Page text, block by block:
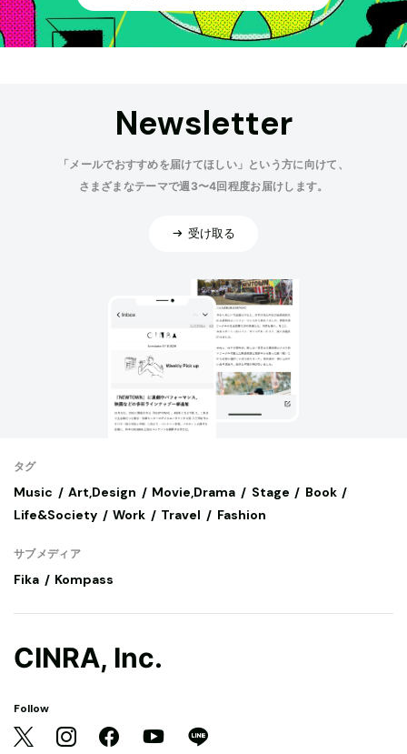
Newsletter
「メールでおすすめを届けてほしい」という方に向けて、
さまざまなテーマで週3〜4回程度お届けします。
受け取る
タグ
Music Art,Design Movie,Drama Stage
Book
Life&Society
Work Travel Fashion
サブメディア
Fika Kompass
CINRA, Inc.
Follow